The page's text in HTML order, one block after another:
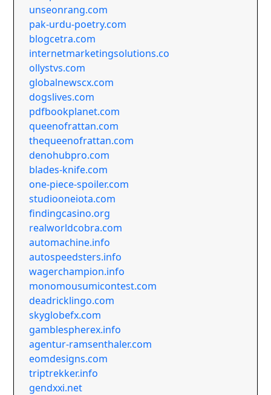
unseonrang.com
pak-urdu-poetry.com
blogcetra.com
internetmarketingsolutions.co
ollystvs.com
globalnewscx.com
dogslives.com
pdfbookplanet.com
queenofrattan.com
thequeenofrattan.com
denohubpro.com
blades-knife.com
one-piece-spoiler.com
studiooneiota.com
findingcasino.org
realworldcobra.com
automachine.info
autospeedsters.info
wagerchampion.info
monomousumicontest.com
deadricklingo.com
skyglobefx.com
gamblespherex.info
agentur-ramsenthaler.com
eomdesigns.com
triptrekker.info
gendxxi.net